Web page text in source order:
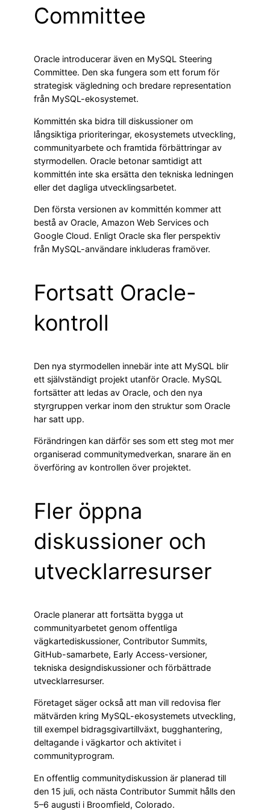
Committee
Oracle introducerar även en MySQL Steering
Committee. Den ska fungera som ett forum för
strategisk vägledning och bredare representation
från MySQL-ekosystemet.
Kommittén ska bidra till diskussioner om
långsiktiga prioriteringar, ekosystemets utveckling,
communityarbete och framtida förbättringar av
styrmodellen. Oracle betonar samtidigt att
kommittén inte ska ersätta den tekniska ledningen
eller det dagliga utvecklingsarbetet.
Den första versionen av kommittén kommer att
bestå av Oracle, Amazon Web Services och
Google Cloud. Enligt Oracle ska fler perspektiv
från MySQL-användare inkluderas framöver.
Fortsatt Oracle-
kontroll
Den nya styrmodellen innebär inte att MySQL blir
ett självständigt projekt utanför Oracle. MySQL
fortsätter att ledas av Oracle, och den nya
styrgruppen verkar inom den struktur som Oracle
har satt upp.
Förändringen kan därför ses som ett steg mot mer
organiserad communitymedverkan, snarare än en
överföring av kontrollen över projektet.
Fler öppna
diskussioner och
utvecklarresurser
Oracle planerar att fortsätta bygga ut
communityarbetet genom offentliga
vägkartediskussioner, Contributor Summits,
GitHub-samarbete, Early Access-versioner,
tekniska designdiskussioner och förbättrade
utvecklarresurser.
Företaget säger också att man vill redovisa fler
mätvärden kring MySQL-ekosystemets utveckling,
till exempel bidragsgivartillväxt, bugghantering,
deltagande i vägkartor och aktivitet i
communityprogram.
En offentlig communitydiskussion är planerad till
den 15 juli, och nästa Contributor Summit hålls den
5–6 augusti i Broomfield, Colorado.